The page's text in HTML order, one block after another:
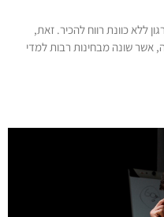
ללא כוונת רווח להכיר. זאת,
אשר שונה מבחינות רבות למדי